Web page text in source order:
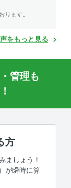
ります。
をもっと見る
管理も
方
ましょう！
が瞬時に算